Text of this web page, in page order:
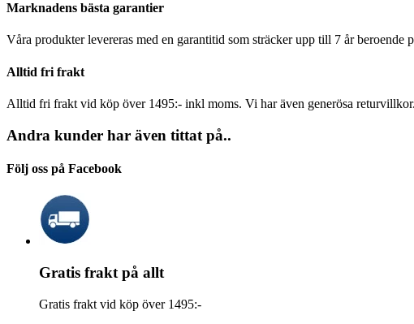
Marknadens bästa garantier
Våra produkter levereras med en garantitid som sträcker upp till 7 år beroende
Alltid fri frakt
Alltid fri frakt vid köp över 1495:- inkl moms. Vi har även generösa returvillkor.
Andra kunder har även tittat på..
Följ oss på Facebook
Gratis frakt på allt
Gratis frakt vid köp över 1495:-